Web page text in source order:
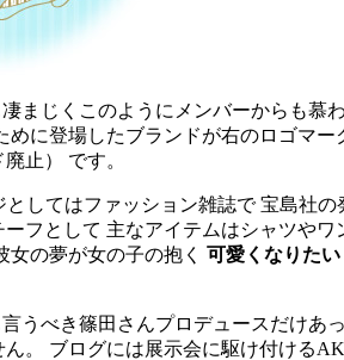
まじくこのようにメンバーからも
めに登場したブランドが右のロゴマ
止） です。
としてはファッション雑誌で 宝島社
フとして 主なアイテムはシャツや
女の夢が女の子の抱く 可愛くなりたい
うべき篠田さんプロデュースだけあ
。 ブログには展示会に駆け付ける